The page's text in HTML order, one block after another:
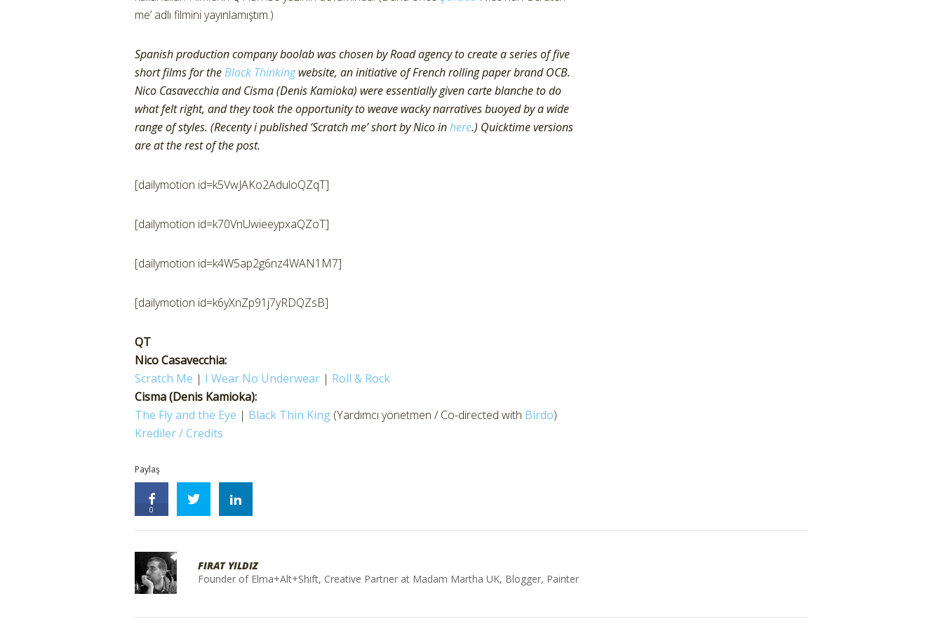
me’ adlı filmini yayınlamıştım.)
Spanish production company boolab was chosen by Road agency to create a series of five
short films for theBlack Thinkingwebsite, an initiative of French rolling paper brand OCB.
Nico Casavecchia and Cisma (Denis Kamioka) were essentially given carte blanche to do
what felt right, and they took the opportunity to weave wacky narratives buoyed by a wide
range of styles. (Recenty i published ‘Scratch me’ short by Nico inhere.) Quicktime versions
are at the rest of the post.
[dailymotion id=k5VwJAKo2AduloQZqT]
[dailymotion id=k70VnUwieeypxaQZoT]
[dailymotion id=k4W5ap2g6nz4WAN1M7]
[dailymotion id=k6yXnZp91j7yRDQZsB]
QT
Nico Casavecchia:
Scratch Me | I Wear No Underwear | Roll & Rock
Cisma (Denis Kamioka):
The Fly and the Eye | Black Thin King (Yardımcı yönetmen / Co-directed with Birdo)
Krediler / Credits
Paylaş
0
FIRAT YILDIZ
Founder of Elma+Alt+Shift, Creative Partner at Madam Martha UK, Blogger, Painter